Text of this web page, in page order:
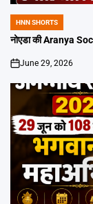
POSTED
IN
HNN SHORTS
नोएडा की Aranya
on
June 29, 2026